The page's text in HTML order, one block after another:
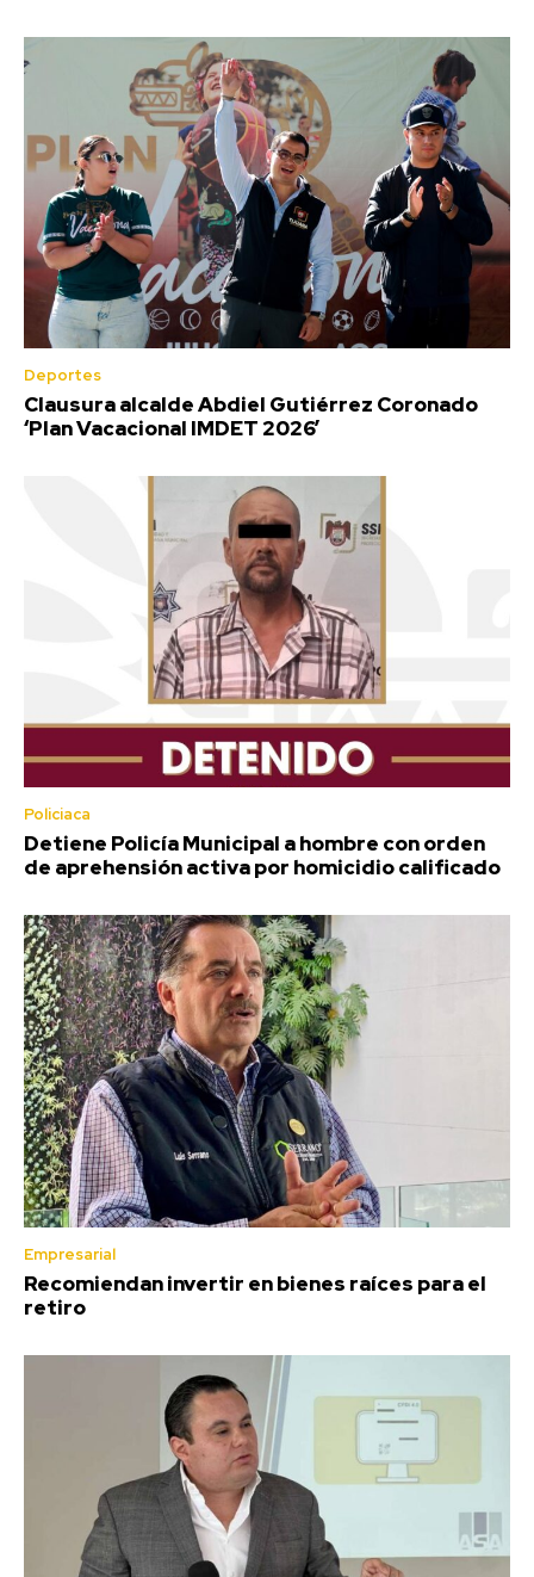
Deportes
Clausura alcalde Abdiel Gutiérrez Coronado
‘Plan Vacacional IMDET 2026’
Policiaca
Detiene Policía Municipal a hombre con orden
de aprehensión activa por homicidio calificado
Empresarial
Recomiendan invertir en bienes raíces para el
retiro